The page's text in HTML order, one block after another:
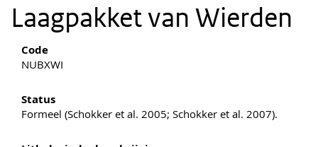
Laagpakket van Wierden
Code
NUBXWI
Status
Formeel (Schokker et al. 2005; Schokker et al. 2007).